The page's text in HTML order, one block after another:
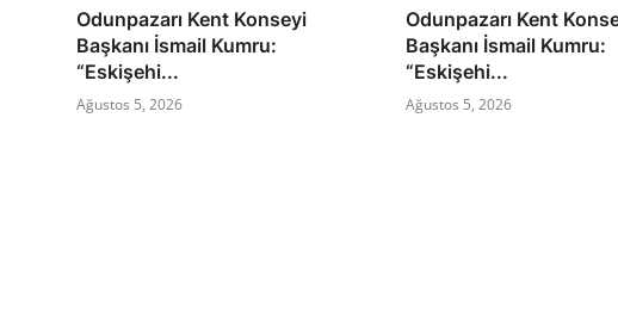
Odunpazarı Kent Konseyi
Başkanı İsmail Kumru:
“Eskişehi...
Ağustos 5, 2026
Odunpazarı Kent
Başkanı İsmail Kumru:
“Eskişehi...
Ağustos 5, 2026